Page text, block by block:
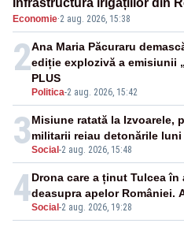
Infrastructura irigațiilor din
Economie·2 aug. 2026, 15:38
2
Politica-2 aug. 2026, 15:42
Ana Maria Păcuraru
ediție explozivă a emisiunii
PLUS
3Social -2 aug. 2026, 15:48
Misiune ratată la Izvoarele,
militarii reiau detonările luni
4Social -2 aug. 2026, 19:28
Drona care a ținut Tulcea
deasupra apelor României.